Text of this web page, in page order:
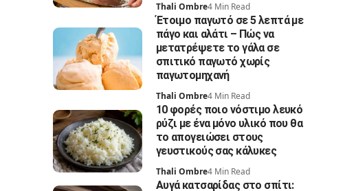
Thali Ombre4 Min Read
Έτοιμο παγωτό σε 5 λεπτά με
πάγο και αλάτι – Πώς να
μετατρέψετε το γάλα σε
σπιτικό παγωτό χωρίς
παγωτομηχανή
Thali Ombre4 Min Read
10 φορές ποιο νόστιμο λευκό
ρύζι με ένα μόνο υλικό που θα
το απογειώσει στους
γευστικούς σας κάλυκες
Thali Ombre4 Min Read
Αυγά κατσαρίδας στο σπίτι: